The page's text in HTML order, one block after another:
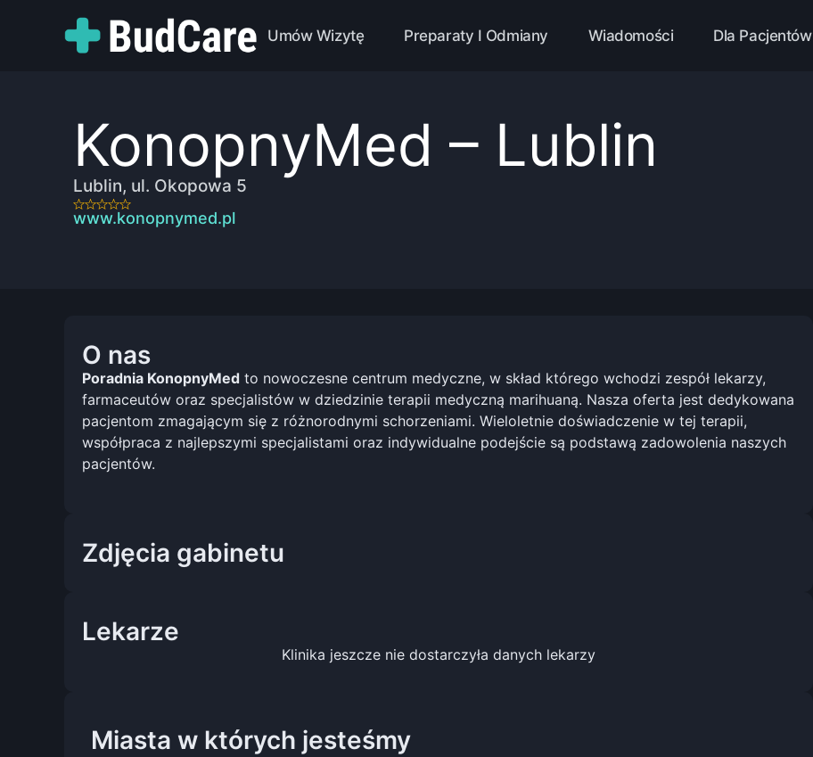
Umów Wizytę Preparaty I Odmiany Wiadomości Dla Pacjentów
KonopnyMed – Lublin
Lublin, ul. Okopowa 5
www.konopnymed.pl
O nas
Poradnia KonopnyMed to nowoczesne centrum medyczne, w skład którego wchodzi zespół lekarzy,
farmaceutów oraz specjalistów w dziedzinie terapii medyczną marihuaną. Nasza oferta jest dedykowana
pacjentom zmagającym się z różnorodnymi schorzeniami. Wieloletnie doświadczenie w tej terapii,
współpraca z najlepszymi specjalistami oraz indywidualne podejście są podstawą zadowolenia naszych
pacjentów.
Zdjęcia gabinetu
Lekarze
Klinika jeszcze nie dostarczyła danych lekarzy
Miasta w których jesteśmy